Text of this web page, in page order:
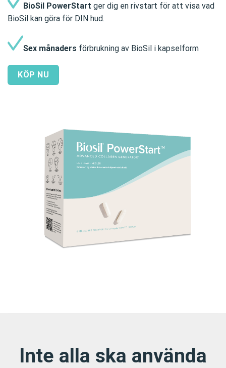
BioSil PowerStart ger dig en rivstart för att visa vad
BioSil kan göra för DIN hud.
Sex månaders förbrukning av BioSil i kapselform
KÖP NU
Inte alla ska använda